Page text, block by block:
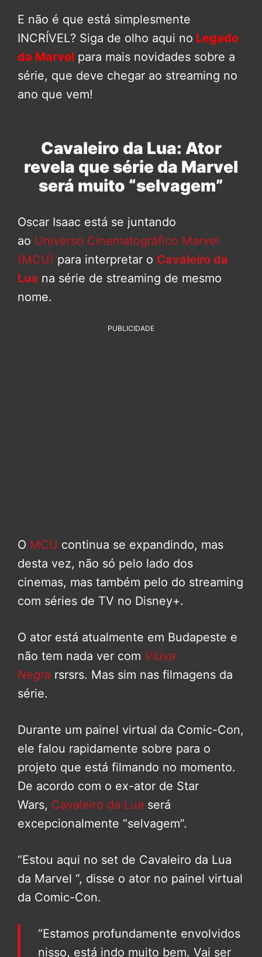
E não é que está simplesmente
INCRÍVEL? Siga de olho aqui no Legado
da Marvel para mais novidades sobre a
série, que deve chegar ao streaming no
ano que vem!
Cavaleiro da Lua: Ator
revela que série da Marvel
será muito “selvagem”
Oscar Isaac está se juntando
ao Universo Cinematográfico Marvel
(MCU) para interpretar o Cavaleiro da
Lua na série de streaming de mesmo
nome.
PUBLICIDADE
O MCU continua se expandindo, mas
desta vez, não só pelo lado dos
cinemas, mas também pelo do streaming
com séries de TV no Disney+.
O ator está atualmente em Budapeste e
não tem nada ver com Viúva
Negra rsrsrs. Mas sim nas filmagens da
série.
Durante um painel virtual da Comic-Con,
ele falou rapidamente sobre para o
projeto que está filmando no momento.
De acordo com o ex-ator de Star
Wars, Cavaleiro da Lua será
excepcionalmente “selvagem”.
“Estou aqui no set de Cavaleiro da Lua
da Marvel “, disse o ator no painel virtual
da Comic-Con.
“Estamos profundamente envolvidos
nisso, está indo muito bem. Vai ser